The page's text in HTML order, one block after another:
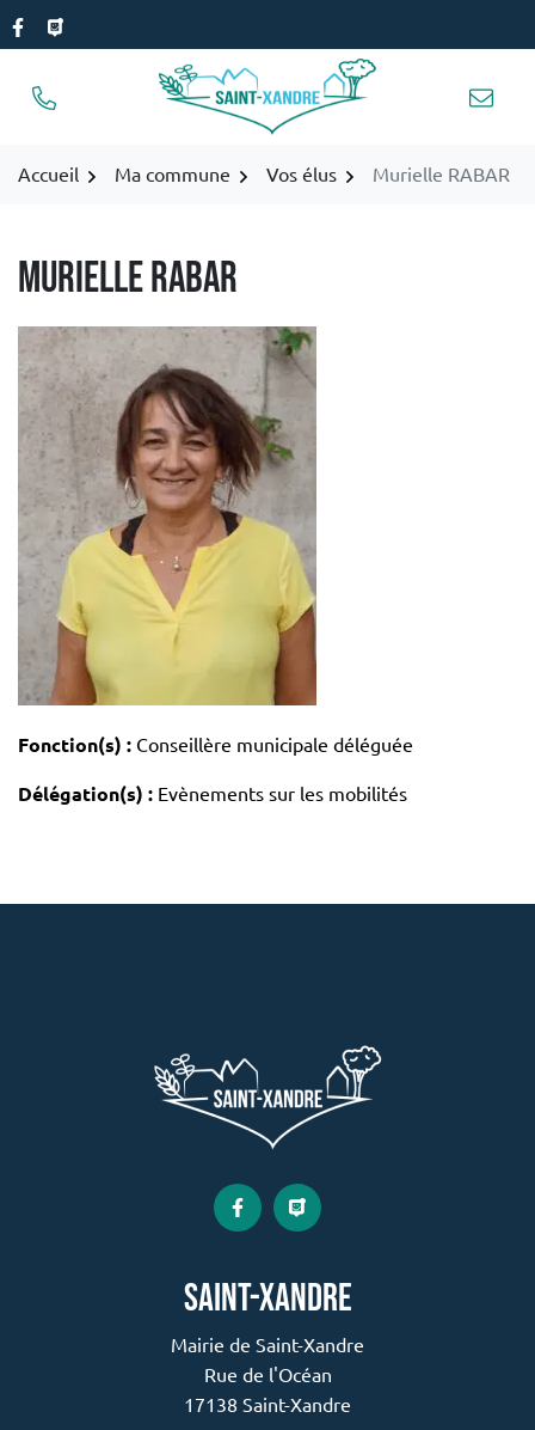
Aller
au
Lien vers le compte Facebook
Lien vers la page PanneauPocket
Accueil Ma commune Vos élus Murielle RABAR
Murielle RABAR
Fonction(s) : Conseillère municipale déléguée
Délégation(s) : Evènements sur les mobilités
Lien vers le compte Facebook
Lien vers la page
saint-xandre
Mairie de Saint-Xandre
Rue de l'Océan
17138 Saint-Xandre